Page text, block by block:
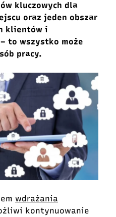
kluczowych dla
oraz jeden obszar
klientów i
to wszystko może
pracy.
wdrażania
kontynuowanie